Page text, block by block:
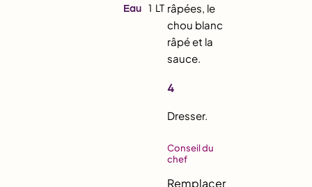
Eau 1 LT râpées, le
chou blanc
râpé et la
sauce.
4
Dresser.
Conseil du
chef
Remplacer